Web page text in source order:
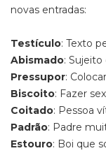
novas entradas:
Testículo: Texto
Abismado:
Pressupor:
Biscoito: Fazer
Coitado: Pessoa
Padrão: Padre
Estouro: Boi que